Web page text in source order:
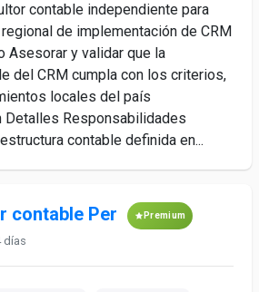
contable independiente para
de implementación de CRM
Asesorar y validar que la
del CRM cumpla con los criterios,
locales del país
Detalles Responsabilidades
contable definida en...
contable Per Premium
días